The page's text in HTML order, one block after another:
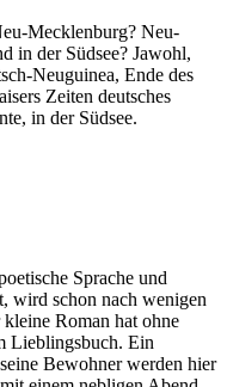
Mecklenburg? Neu-
in der Südsee? Jawohl,
Neuguinea, Ende des
Zeiten deutsches
in der Südsee.
Sprache und
wird schon nach wenigen
Roman hat ohne
Lieblingsbuch. Ein
Bewohner werden hier